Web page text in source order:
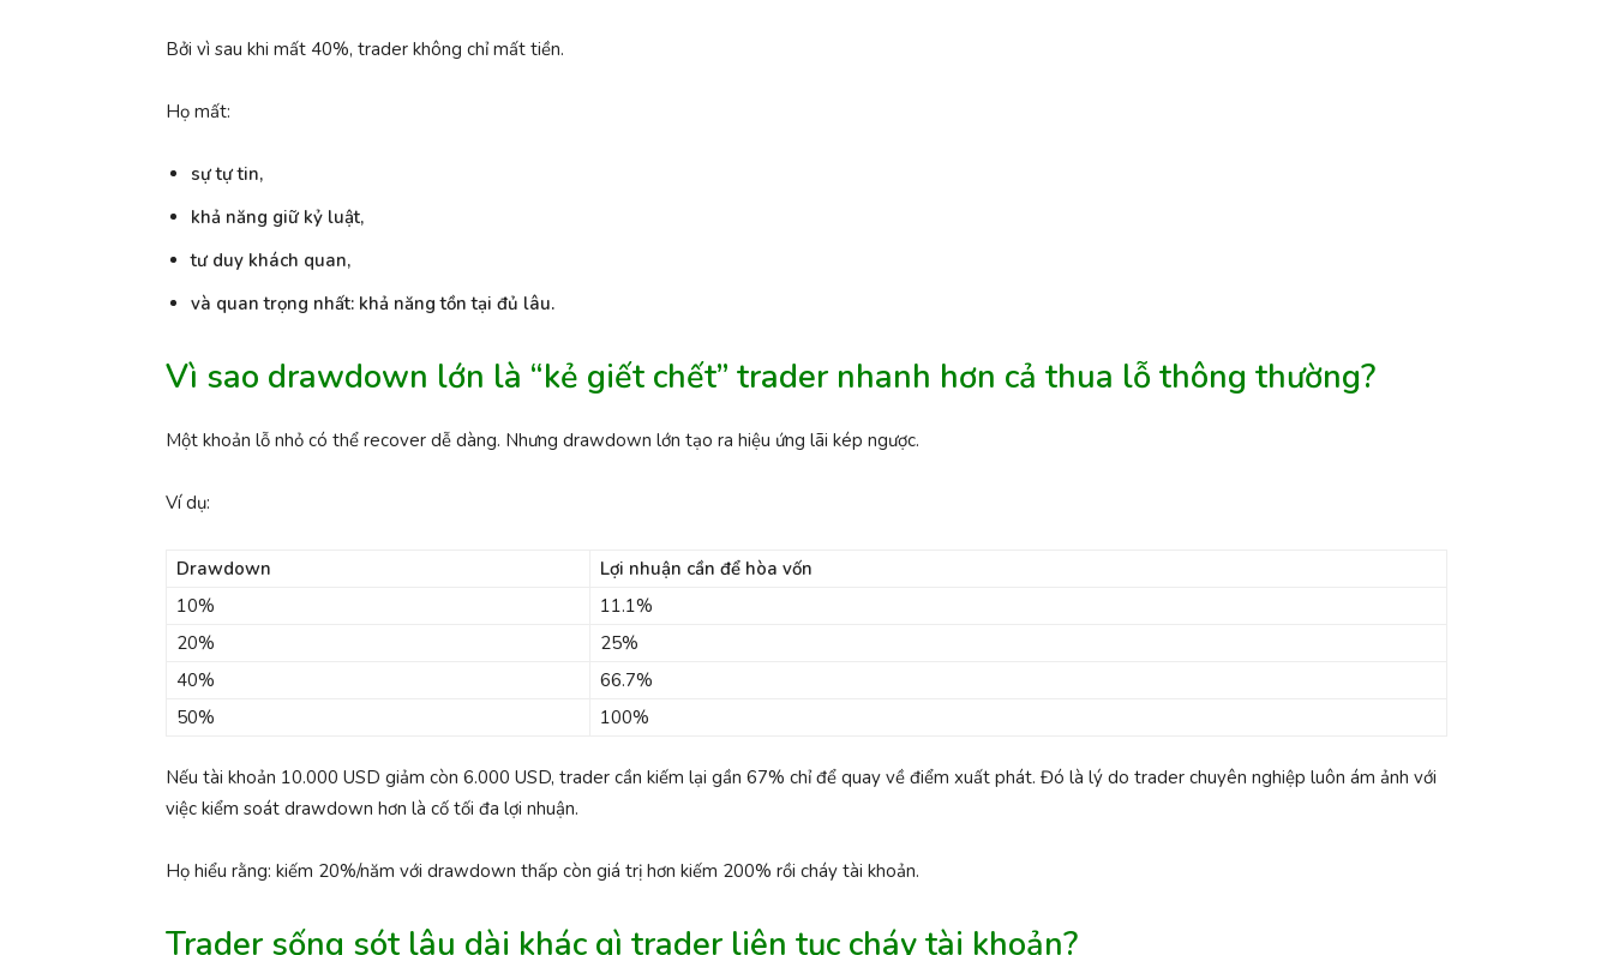
Bởi vì sau khi mất 40%, trader không chỉ mất tiền.
Họ mất:
sự tự tin,
khả năng giữ kỷ luật,
tư duy khách quan,
và quan trọng nhất: khả năng tồn tại đủ lâu.
Vì sao drawdown lớn là “kẻ giết chết” trader nhanh hơn cả thua lỗ thông thường?
Một khoản lỗ nhỏ có thể recover dễ dàng. Nhưng drawdown lớn tạo ra hiệu ứng lãi kép ngược.
Ví dụ:
Drawdown
Lợi nhuận cần để hòa vốn
10%
11.1%
20%
25%
40%
66.7%
50%
100%
Nếu tài khoản 10.000 USD giảm còn 6.000 USD, trader cần kiếm lại gần 67% chỉ để quay về điểm xuất phát. Đó là lý do trader chuyên nghiệp luôn ám ảnh với
việc kiểm soát drawdown hơn là cố tối đa lợi nhuận.
Họ hiểu rằng: kiếm 20%/năm với drawdown thấp còn giá trị hơn kiếm 200% rồi cháy tài khoản.
Trader sống sót lâu dài khác gì trader liên tục cháy tài khoản?